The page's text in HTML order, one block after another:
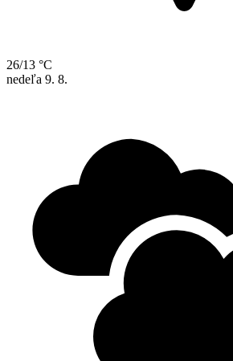
26/13 °C
nedeľa 9. 8.